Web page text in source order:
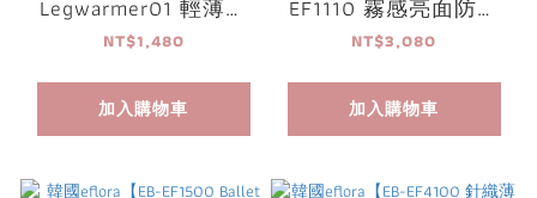
Legwarmer01 輕薄短
襪套】
NT$1,480
加入購物車
EF1110 霧感亮面防風
外套】
NT$3,080
加入購物車